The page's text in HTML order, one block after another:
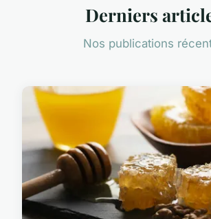
Derniers
Nos publications